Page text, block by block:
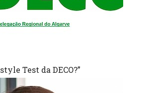
Test da DECO?”